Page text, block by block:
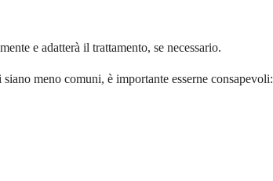
e adatterà il trattamento, se necessario.
meno comuni, è importante esserne consapevoli: